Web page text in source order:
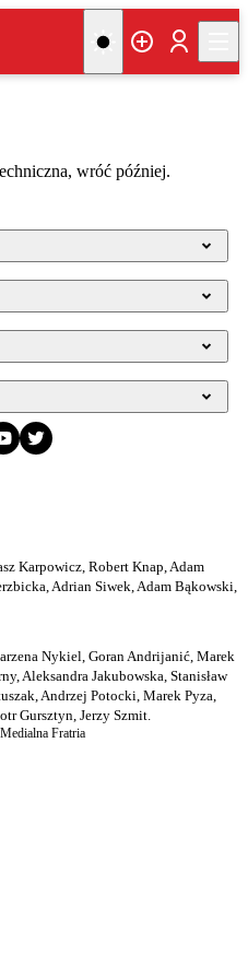
wróć później.
Karpowicz, Robert Knap, Adam
Adrian Siwek, Adam Bąkowski,
Nykiel, Goran Andrijanić, Marek
Aleksandra Jakubowska, Stanisław
Andrzej Potocki, Marek Pyza,
Gursztyn, Jerzy Szmit.
Fratria